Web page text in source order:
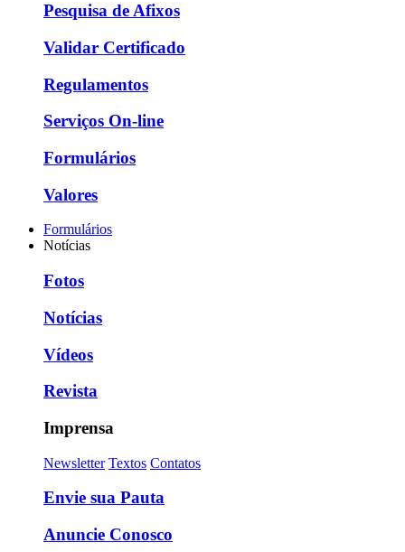
Pesquisa de Afixos
Validar Certificado
Regulamentos
Serviços On-line
Formulários
Valores
Formulários
Notícias
Fotos
Notícias
Vídeos
Revista
Imprensa
Newsletter Textos Contatos
Envie sua Pauta
Anuncie Conosco